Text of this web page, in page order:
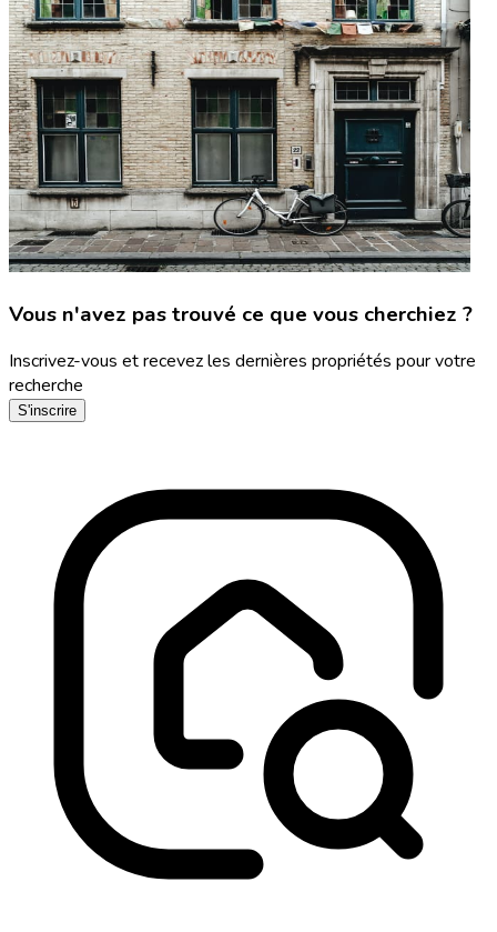
Vous n'avez pas trouvé ce que vous cherchiez ?
Inscrivez-vous et recevez les dernières propriétés pour votre
recherche
S'inscrire